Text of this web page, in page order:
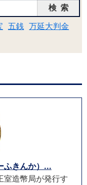
検索
五銭 万延大判金
ふきんか）...
室造幣局が発行す